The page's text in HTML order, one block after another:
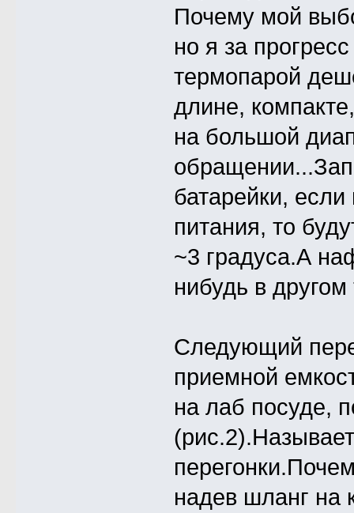
Почему мой
но я за
термопарой
длине,
на большой
батарейки, если
питания, то
~3 градуса.А
нибудь в
Следующий
приемной
на лаб посуде,
надев шланг на